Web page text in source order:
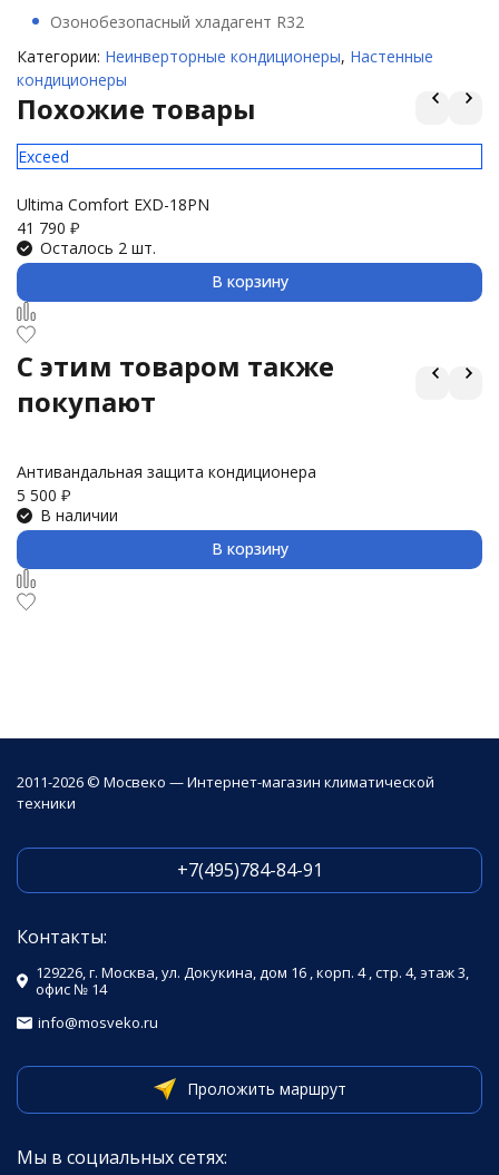
Озонобезопасный хладагент R32
Категории: Неинверторные кондиционеры, Настенные
кондиционеры
Похожие товары
Exceed
Ultima Comfort EXD-18PN
41 790 ₽
Осталось 2 шт.
В корзину
C этим товаром также
покупают
Антивандальная защита кондиционера
5 500 ₽
В наличии
В корзину
2011-2026 © Мосвеко — Интернет-магазин климатической
техники
+7(495)784-84-91
Контакты:
129226, г. Москва, ул. Докукина, дом 16 , корп. 4 , стр. 4, этаж 3,
офис № 14
info@mosveko.ru
Проложить маршрут
Мы в социальных сетях: